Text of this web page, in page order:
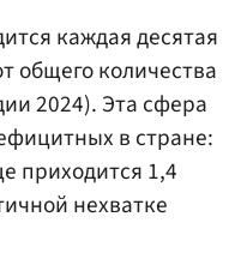
каждая десятая
общего количества
2024). Эта сфера
в стране:
приходится 1,4
нехватке